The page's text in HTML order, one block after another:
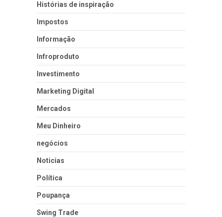
Histórias de inspiração
Impostos
Informação
Infroproduto
Investimento
Marketing Digital
Mercados
Meu Dinheiro
negócios
Noticias
Política
Poupança
Swing Trade